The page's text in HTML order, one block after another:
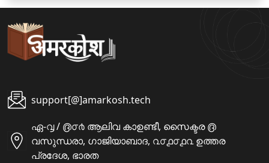
support[@]amarkosh.tech
ഏ-൮ / ൫൦൪ ആലിവ കാഉണ്ടീ, സൈക്ടര ൫
വസുന്ധരാ, ഗാജിയാബാദ, ൨൦൧൦൧൨ ഉത്തര
പ്രദേശ, ഭാരത